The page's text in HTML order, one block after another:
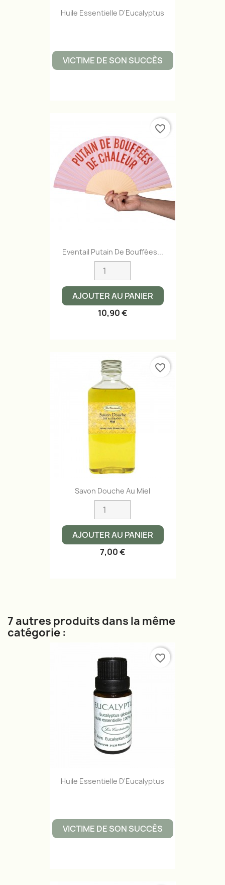
Huile Essentielle D'Eucalyptus
VICTIME DE SON SUCCÈS
Eventail Putain De Bouffées...
AJOUTER AU PANIER
10,90 €
favorite_border
Savon Douche Au Miel
AJOUTER AU PANIER
7,00 €
favorite_border
7 autres produits dans la même
catégorie :
Huile Essentielle D'Eucalyptus
VICTIME DE SON SUCCÈS
favorite_border